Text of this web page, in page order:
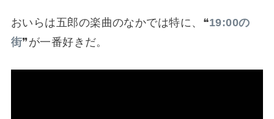
おいらは五郎の楽曲のなかでは特に、❝19:00の
街❞が一番好きだ。